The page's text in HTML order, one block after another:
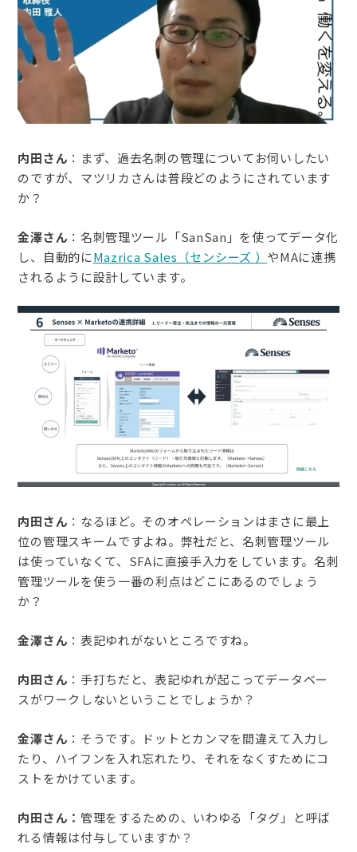
内田さん ：まず、過去名刺の管理についてお伺いしたい
のですが、マツリカさんは普段どのようにされています
か？
金澤さん ：名刺管理ツール「SanSan」を使ってデータ化
し、自動的にMazrica Sales（センシーズ ） やMAに連携
されるように設計しています。
内田さん ：なるほど。そのオペレーションはまさに最上
位の管理スキームですよね。弊社だと、名刺管理ツール
は使っていなくて、SFAに直接手入力をしています。名刺
管理ツールを使う一番の利点はどこにあるのでしょう
か？
金澤さん ：表記ゆれがないところですね。
内田さん ：手打ちだと、表記ゆれが起こってデータベー
スがワークしないということでしょうか？
金澤さん ：そうです。ドットとカンマを間違えて入力し
たり、ハイフンを入れ忘れたり、それをなくすためにコ
ストをかけています。
内田さん： 管理をするための、いわゆる「タグ」と呼ば
れる情報は付与していますか？